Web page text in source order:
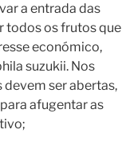
a entrada das
todos os frutos que
económico,
suzukii. Nos
ser abertas,
afugentar as